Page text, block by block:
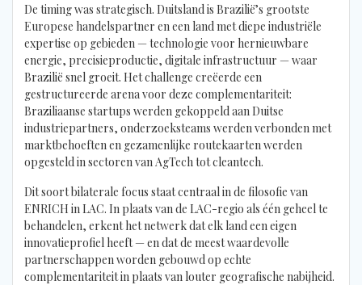
De timing was strategisch. Duitsland is Brazilië’s grootste
Europese handelspartner en een land met diepe industriële
expertise op gebieden — technologie voor hernieuwbare
energie, precisieproductie, digitale infrastructuur — waar
Brazilië snel groeit. Het challenge creëerde een
gestructureerde arena voor deze complementariteit:
Braziliaanse startups werden gekoppeld aan Duitse
industriepartners, onderzoeksteams werden verbonden met
marktbehoeften en gezamenlijke routekaarten werden
opgesteld in sectoren van AgTech tot cleantech.
Dit soort bilaterale focus staat centraal in de filosofie van
ENRICH in LAC. In plaats van de LAC-regio als één geheel te
behandelen, erkent het netwerk dat elk land een eigen
innovatieprofiel heeft — en dat de meest waardevolle
partnerschappen worden gebouwd op echte
complementariteit in plaats van louter geografische nabijheid.